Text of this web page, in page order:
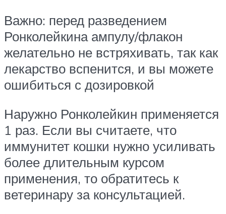
Важно: перед разведением
Ронколейкина ампулу/флакон
желательно не встряхивать, так как
лекарство вспенится, и вы можете
ошибиться с дозировкой
Наружно Ронколейкин применяется
1 раз. Если вы считаете, что
иммунитет кошки нужно усиливать
более длительным курсом
применения, то обратитесь к
ветеринару за консультацией.